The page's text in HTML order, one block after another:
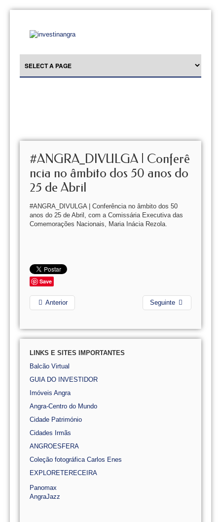
#ANGRA_DIVULGA | Conferê
ncia no âmbito dos 50 anos do
25 de Abril
#ANGRA_DIVULGA | Conferência no âmbito dos 50
anos do 25 de Abril, com a Comissária Executiva das
Comemorações Nacionais, Maria Inácia Rezola.
Save
Anterior Seguinte
LINKS E SITES IMPORTANTES
Balcão Virtual
GUIA DO INVESTIDOR
Imóveis Angra
Angra-Centro do Mundo
Cidade Património
Cidades Irmãs
ANGROESFERA
Coleção fotográfica Carlos Enes
EXPLORETERECEIRA
Panomax
AngraJazz